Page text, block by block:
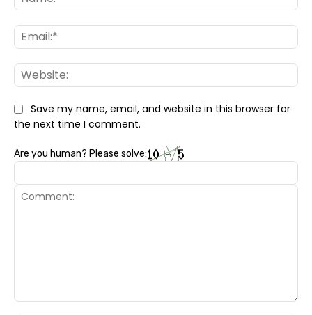
Save my name, email, and website in this browser for
the next time I comment.
Are you human? Please solve: